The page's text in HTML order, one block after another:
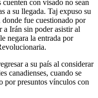
con visado no sean
a su llegada. Taj expuso su
fue cuestionado por
a Irán sin poder asistir al
negara la entrada por
a su país al considerar
canadienses, cuando se
por presuntos vínculos con